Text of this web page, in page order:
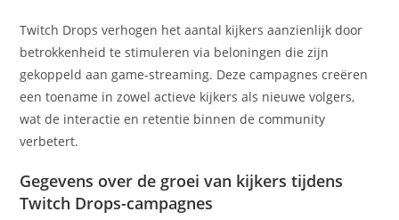
Twitch Drops verhogen het aantal kijkers aanzienlijk door
betrokkenheid te stimuleren via beloningen die zijn
gekoppeld aan game-streaming. Deze campagnes creëren
een toename in zowel actieve kijkers als nieuwe volgers,
wat de interactie en retentie binnen de community
verbetert.
Gegevens over de groei van kijkers tijdens
Twitch Drops-campagnes